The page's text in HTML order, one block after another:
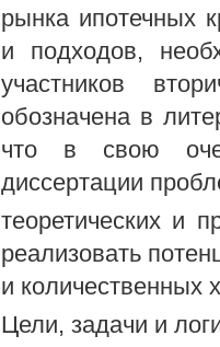
рынка ипотечных
и подходов,
участников
обозначена в
что в свою
диссертации
теоретических и
реализовать
и количественных
Цели, задачи и